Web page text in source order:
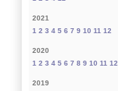
2021
1 2 3 4 5 6 7 9 10 11 12
2020
1 2 3 4 5 6 7 8 9 10 11 12
2019